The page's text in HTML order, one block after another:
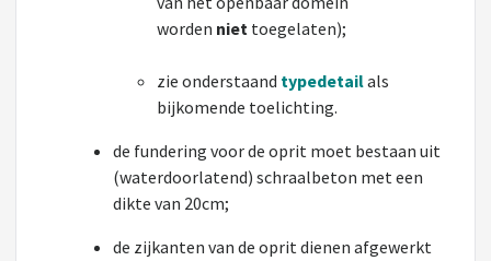
worden niet toegelaten);
zie onderstaand typedetailals
bijkomende toelichting.
de fundering voor de oprit moet bestaan uit
(waterdoorlatend) schraalbeton met een
dikte van 20cm;
de zijkanten van de oprit dienen afgewerkt